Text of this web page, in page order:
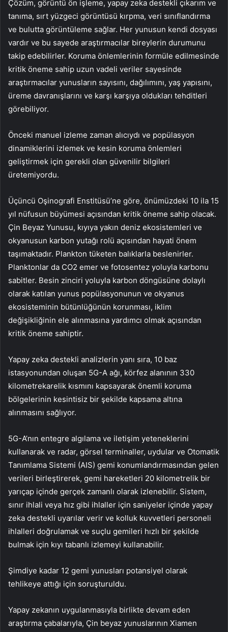
Çözüm, görüntü ön işleme, yapay zeka destekli çıkarım ve
tanıma, sırt yüzgeci görüntüsü kırpma, veri sınıflandırma
ve bulutta görüntüleme sağlar. Her yunusun kendi dosyası
vardır ve bu sayede araştırmacılar bireylerin durumunu
takip edebilirler. Koruma önlemlerinin formüle edilmesinde
kritik öneme sahip uzun vadeli veriler sayesinde
araştırmacılar yunusların sayısını, dağılımını, yaş yapısını,
üreme davranışlarını ve karşı karşıya oldukları tehditleri
görebiliyor.
Önceki manuel izleme zaman alıcıydı ve popülasyon
dinamiklerini izlemek ve kesin koruma önlemleri
geliştirmek için gerekli olan güvenilir bilgileri
üretemiyordu.
Üçüncü Oşinografi Enstitüsü’ne göre, önümüzdeki 10 ila 15
yıl nüfusun büyümesi açısından kritik öneme sahip olacak.
Çin Beyaz Yunusu, kıyıya yakın deniz ekosistemleri ve
okyanusun karbon yutağı rolü açısından hayati önem
taşımaktadır. Plankton tüketen balıklarla beslenirler.
Planktonlar da CO2 emer ve fotosentez yoluyla karbonu
sabitler. Besin zinciri yoluyla karbon döngüsüne dolaylı
olarak katılan yunus popülasyonunun ve okyanus
ekosisteminin bütünlüğünün korunması, iklim
değişikliğinin ele alınmasına yardımcı olmak açısından
kritik öneme sahiptir.
Yapay zeka destekli analizlerin yanı sıra, 10 baz
istasyonundan oluşan 5G-A ağı, körfez alanının 330
kilometrekarelik kısmını kapsayarak önemli koruma
bölgelerinin kesintisiz bir şekilde kapsama altına
alınmasını sağlıyor.
5G-A’nın entegre algılama ve iletişim yeteneklerini
kullanarak ve radar, görsel terminaller, uydular ve Otomatik
Tanımlama Sistemi (AIS) gemi konumlandırmasından gelen
verileri birleştirerek, gemi hareketleri 20 kilometrelik bir
yarıçap içinde gerçek zamanlı olarak izlenebilir. Sistem,
sınır ihlali veya hız gibi ihlaller için saniyeler içinde yapay
zeka destekli uyarılar verir ve kolluk kuvvetleri personeli
ihlalleri doğrulamak ve suçlu gemileri hızlı bir şekilde
bulmak için kıyı tabanlı izlemeyi kullanabilir.
Şimdiye kadar 12 gemi yunusları potansiyel olarak
tehlikeye attığı için soruşturuldu.
Yapay zekanın uygulanmasıyla birlikte devam eden
araştırma çabalarıyla, Çin beyaz yunuslarının Xiamen